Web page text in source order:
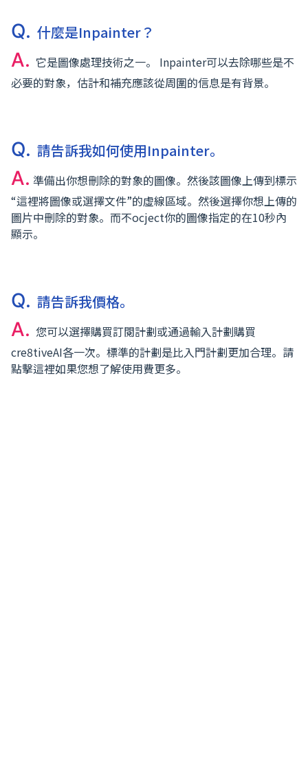
Q. 什麼是Inpainter？
A. 它是圖像處理技術之一。 Inpainter可以去除哪些是不
必要的對象，估計和補充應該從周圍的信息是有背景。
Q. 請告訴我如何使用Inpainter。
A. 準備出你想刪除的對象的圖像。然後該圖像上傳到標示
“這裡將圖像或選擇文件”的虛線區域。然後選擇你想上傳的
圖片中刪除的對象。而不ocject你的圖像指定的在10秒內
顯示。
Q. 請告訴我價格。
A. 您可以選擇購買訂閱計劃或通過輸入計劃購買
cre8tiveAI各一次。標準的計劃是比入門計劃更加合理。請
點擊這裡如果您想了解使用費更多。